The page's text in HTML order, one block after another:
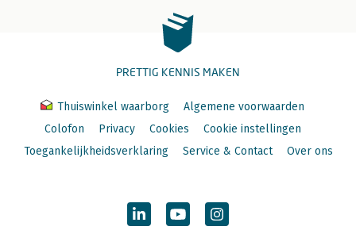
PRETTIG KENNIS MAKEN
Thuiswinkel waarborg
Algemene voorwaarden
Colofon
Privacy Cookies
Cookie instellingen
Toegankelijkheidsverklaring
Service & Contact Over ons